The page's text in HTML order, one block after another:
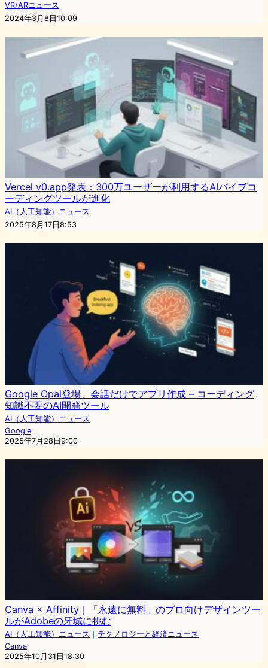
VR/ARニュース
2024年3月8日10:09
Vercel v0.app発表：300万ユーザーが利用するAIバイブコ
ーディングツールが進化
AI（人工知能）ニュース
2025年8月17日8:53
Google Opal登場、会話だけでアプリ作成 – コーディング
知識不要のAI開発ツール
AI（人工知能）ニュース
Google
2025年7月28日9:00
Canva × Affinity｜「永遠に無料」のプロ向けデザインツー
ルがAdobeの牙城に挑む
AI（人工知能）ニュース ｜ テクノロジーと経済ニュース
Canva
2025年10月31日18:30